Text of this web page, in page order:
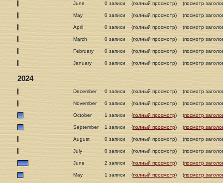
June 0 записи (полный просмотр) (посмотр
May 0 записи (полный просмотр) (посмотр
April 0 записи (полный просмотр) (посмотр
March 0 записи (полный просмотр) (посмотр
February 0 записи (полный просмотр) (посмотр
January 0 записи (полный просмотр) (посмотр
2024
December 0 записи (полный просмотр) (посмотр
November 0 записи (полный просмотр) (посмотр
October 1 записи (полный просмотр) (посмотр
September 1 записи (полный просмотр) (посмотр
August 0 записи (полный просмотр) (посмотр
July 0 записи (полный просмотр) (посмотр
June 2 записи (полный просмотр) (посмотр
May 1 записи (полный просмотр) (посмотр